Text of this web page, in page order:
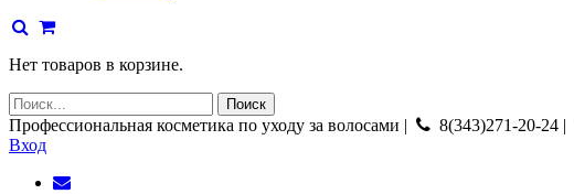
Нет товаров в корзине.
Профессиональная косметика по уходу за волосами | 8(343)271-20-24 |
Вход